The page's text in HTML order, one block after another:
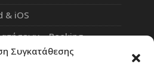
Συγκατάθεσης
& iOS
– Booking
eLearning